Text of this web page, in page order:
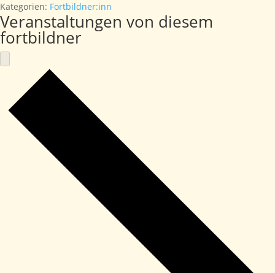
Kategorien: Fortbildner:inn
Veranstaltungen von diesem
fortbildner